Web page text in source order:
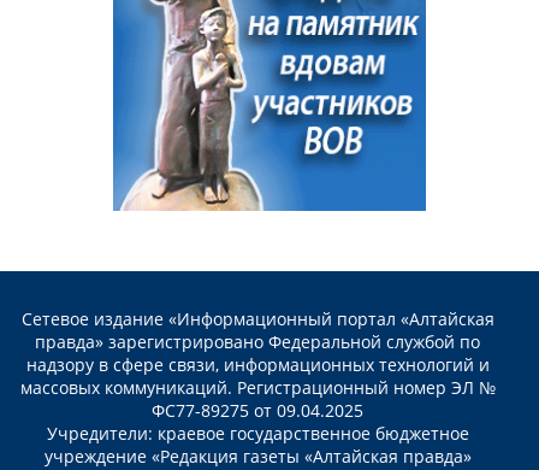
Сетевое издание «Информационный портал «Алтайская
правда» зарегистрировано Федеральной службой по
надзору в сфере связи, информационных технологий и
массовых коммуникаций. Регистрационный номер ЭЛ №
ФС77-89275 от 09.04.2025
Учредители: краевое государственное бюджетное
учреждение «Редакция газеты «Алтайская правда»